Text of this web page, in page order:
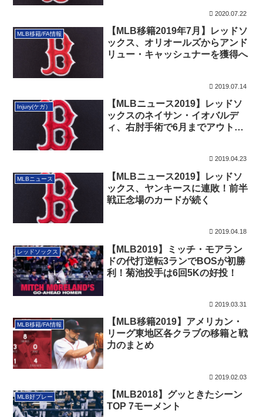
2020.07.22
MLB移籍/FA情報
【MLB移籍2019年7月】レッドソ
ックス、オリオールズからアンド
リュー・キャッシュナーを獲得へ
2019.07.14
Injury(ケガ）
【MLBニュース2019】レッドソ
ックスのネイサン・イオバルデ
ィ、右肘手術で6月までアウト！
2019.04.23
MLBニュース
【MLBニュース2019】レッドソ
ックス、ヤンキースに連敗！前半
戦正念場のカードが続く
2019.04.18
レッドソックス
【MLB2019】ミッチ・モアラン
ドの代打逆転3ランでBOSが初勝
利！菊池投手は6回5Kの好投！
2019.03.31
MLB移籍/FA情報
【MLB移籍2019】アメリカン・
リーグ東地区各クラブの移籍と戦
力のまとめ
2019.02.03
MLB好プレー
【MLB2018】グッときたシーン
TOP 7モーメント